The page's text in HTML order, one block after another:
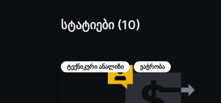
სტატიები (10)
ტექნიკური ანალიზი ვაჭრობა